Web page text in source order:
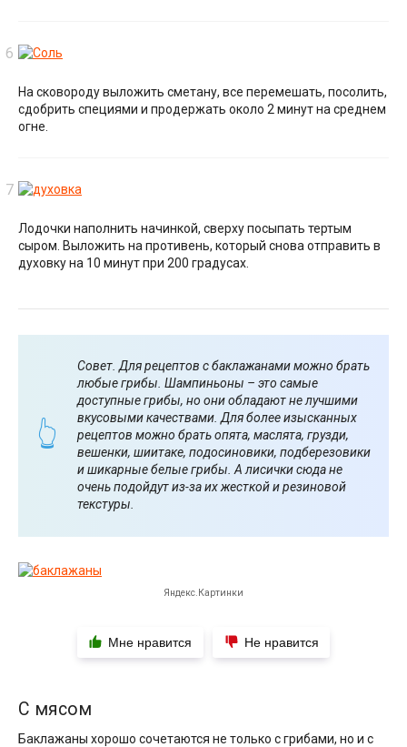
На сковороду выложить сметану, все перемешать, посолить,
сдобрить специями и продержать около 2 минут на среднем
огне.
Лодочки наполнить начинкой, сверху посыпать тертым
сыром. Выложить на противень, который снова отправить в
духовку на 10 минут при 200 градусах.
Совет. Для рецептов с баклажанами можно брать
любые грибы. Шампиньоны – это самые
доступные грибы, но они обладают не лучшими
вкусовыми качествами. Для более изысканных
рецептов можно брать опята, маслята, грузди,
вешенки, шиитаке, подосиновики, подберезовики
и шикарные белые грибы. А лисички сюда не
очень подойдут из-за их жесткой и резиновой
текстуры.
Яндекс.Картинки
Мне нравится Не нравится
С мясом
Баклажаны хорошо сочетаются не только с грибами, но и с